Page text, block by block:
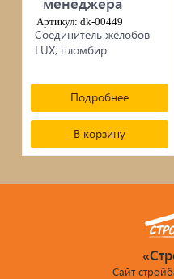
Артикул: dk-00449
Соединитель желобов
LUX, пломбир
Подробнее
В корзину
Сайт